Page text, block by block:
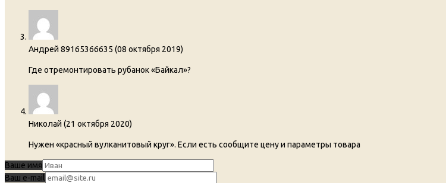
Андрей 89165366635 (08 октября 2019)
Где отремонтировать рубанок «Байкал»?
Николай (21 октября 2020)
Нужен «красный вулканитовый круг». Если есть сообщите цену и параметры товара
Ваше имя
Ваш e-mail